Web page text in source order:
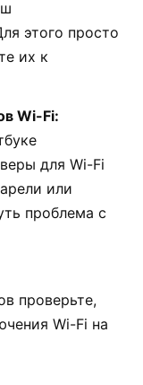
этого просто
их к
Wi-Fi:
для Wi-Fi
или
проблема с
проверьте,
Wi-Fi на